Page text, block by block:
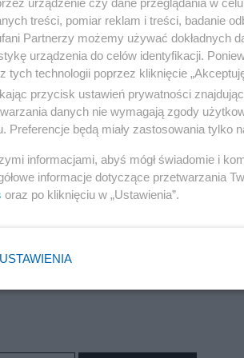
w impasie.
domagać się specjalnego
i ustępstwa. Europejczycy
Kijów jest przyzwyczajony do
„chroniącą” Europę przed Rosją i
jakkolwiek wyimaginowaną i
– od gloryfikacji Melnyka i Bandery
Europa może zrobić, aby jej
kandydata do członkostwa
choćby odrobinę
treści, pomiar reklam i treści, badanie
Partnerzy możemy używać dokładnych
urządzenia do celów identyfikacji.
tych technologii poprzez kliknięcie
przycisk ustawień prywatności
danych nie wymagają zgody
Preferencje będą miały zastosowania tylko
informacjami, abyś mógł świadomie i
informacje dotyczące przetwarzania
oraz po kliknięciu w „Ustawienia”.
USTAWIENIA